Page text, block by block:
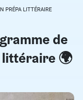
PRÉPA LITTÉRAIRE
de
littéraire 🌍